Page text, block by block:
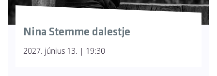
Nina Stemme dalestje
2027. június 13. | 19:30